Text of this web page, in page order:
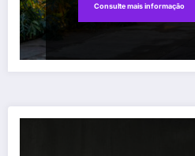
Consulte mais informação